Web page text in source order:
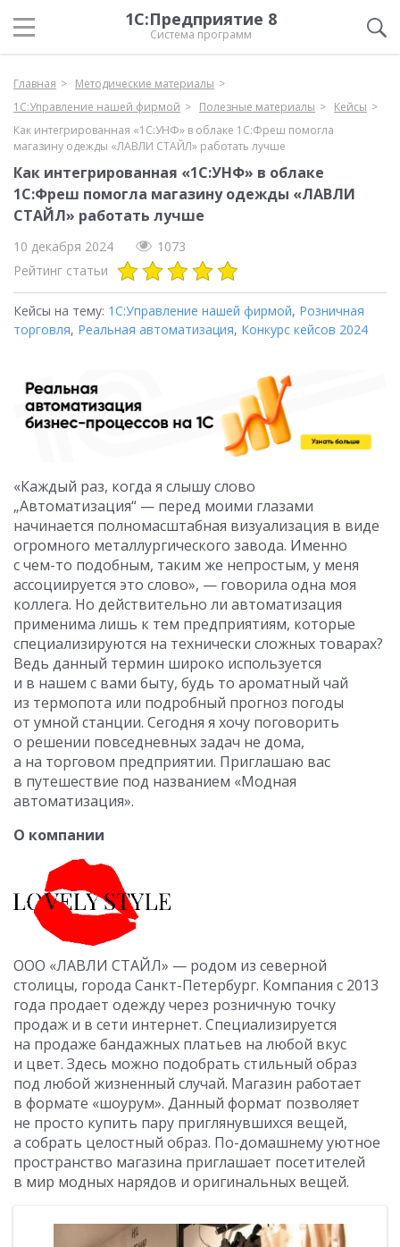
1С:Предприятие 8
Система программ
Главная
Методические материалы
1С:Управление нашей фирмой
Полезные материалы
Кейсы
Как интегрированная «1С:УНФ» в облаке 1С:Фреш помогла
магазину одежды «ЛАВЛИ СТАЙЛ» работать лучше
Как интегрированная «1С:УНФ» в облаке
1С:Фреш помогла магазину одежды «ЛАВЛИ
СТАЙЛ» работать лучше
10 декабря 2024
1073
Рейтинг статьи
Кейсы на тему: 1С:Управление нашей фирмой, Розничная
торговля, Реальная автоматизация, Конкурс кейсов 2024
«Каждый раз, когда я слышу слово
„Автоматизация“ — перед моими глазами
начинается полномасштабная визуализация в виде
огромного металлургического завода. Именно
с чем-то подобным, таким же непростым, у меня
ассоциируется это слово», — говорила одна моя
коллега. Но действительно ли автоматизация
применима лишь к тем предприятиям, которые
специализируются на технически сложных товарах?
Ведь данный термин широко используется
и в нашем с вами быту, будь то ароматный чай
из термопота или подробный прогноз погоды
от умной станции. Сегодня я хочу поговорить
о решении повседневных задач не дома,
а на торговом предприятии. Приглашаю вас
в путешествие под названием «Модная
автоматизация».
О компании
ООО «ЛАВЛИ СТАЙЛ» — родом из северной
столицы, города Санкт-Петербург. Компания с 2013
года продает одежду через розничную точку
продаж и в сети интернет. Специализируется
на продаже бандажных платьев на любой вкус
и цвет. Здесь можно подобрать стильный образ
под любой жизненный случай. Магазин работает
в формате «шоурум». Данный формат позволяет
не просто купить пару приглянувшихся вещей,
а собрать целостный образ. По-домашнему уютное
пространство магазина приглашает посетителей
в мир модных нарядов и оригинальных вещей.